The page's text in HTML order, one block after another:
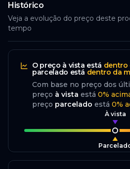
Histórico
Veja a evolução do preço deste
tempo
O preço à vista está dentro
parcelado está dentro da
Com base no preço dos
preço à vista está 0%
preço parcelado está 0%
À vista